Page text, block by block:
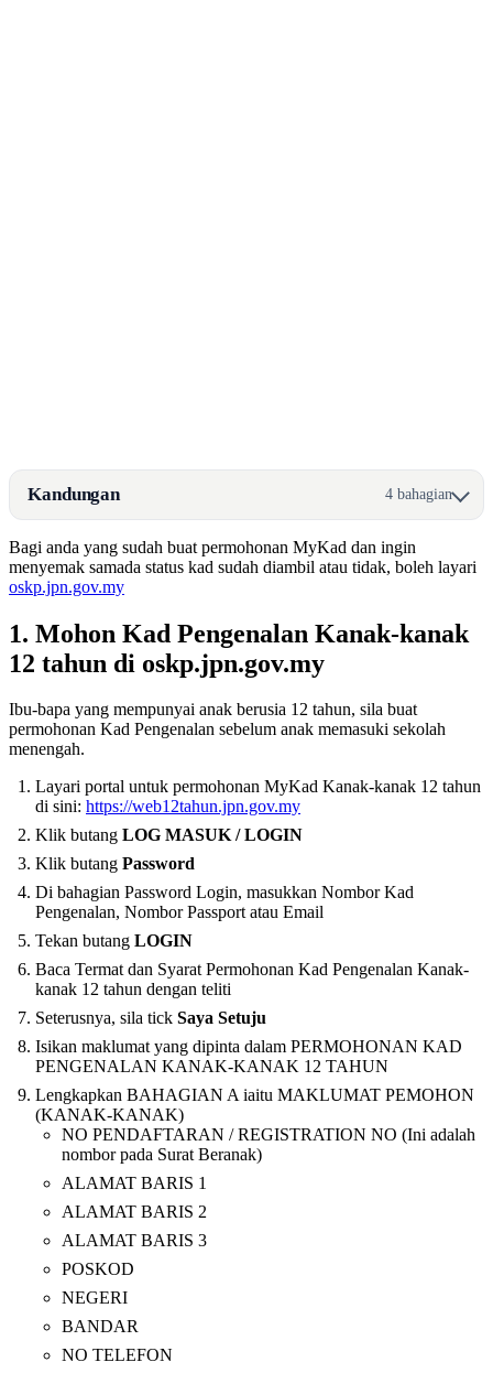
Kandungan 4 bahagian
Bagi anda yang sudah buat permohonan MyKad dan ingin
menyemak samada status kad sudah diambil atau tidak, boleh layari
oskp.jpn.gov.my
1. Mohon Kad Pengenalan Kanak-kanak
12 tahun di oskp.jpn.gov.my
Ibu-bapa yang mempunyai anak berusia 12 tahun, sila buat
permohonan Kad Pengenalan sebelum anak memasuki sekolah
menengah.
Layari portal untuk permohonan MyKad Kanak-kanak 12 tahun
di sini: https://web12tahun.jpn.gov.my
Klik butang LOG MASUK / LOGIN
Klik butang Password
Di bahagian Password Login, masukkan Nombor Kad
Pengenalan, Nombor Passport atau Email
Tekan butang LOGIN
Baca Termat dan Syarat Permohonan Kad Pengenalan Kanak-
kanak 12 tahun dengan teliti
Seterusnya, sila tick Saya Setuju
Isikan maklumat yang dipinta dalam PERMOHONAN KAD
PENGENALAN KANAK-KANAK 12 TAHUN
Lengkapkan BAHAGIAN A iaitu MAKLUMAT PEMOHON
(KANAK-KANAK)
NO PENDAFTARAN / REGISTRATION NO (Ini adalah
nombor pada Surat Beranak)
ALAMAT BARIS 1
ALAMAT BARIS 2
ALAMAT BARIS 3
POSKOD
NEGERI
BANDAR
NO TELEFON